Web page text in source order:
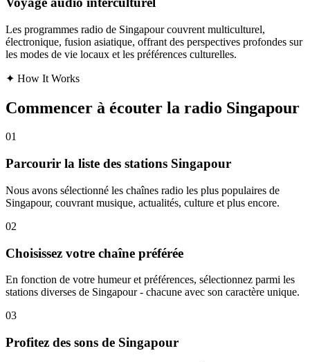
Les programmes radio de Singapour couvrent multiculturel,
électronique, fusion asiatique, offrant des perspectives profondes sur
les modes de vie locaux et les préférences culturelles.
✦ How It Works
Commencer à écouter la radio Singapour
01
Parcourir la liste des stations Singapour
Nous avons sélectionné les chaînes radio les plus populaires de
Singapour, couvrant musique, actualités, culture et plus encore.
02
Choisissez votre chaîne préférée
En fonction de votre humeur et préférences, sélectionnez parmi les
stations diverses de Singapour - chacune avec son caractère unique.
03
Profitez des sons de Singapour